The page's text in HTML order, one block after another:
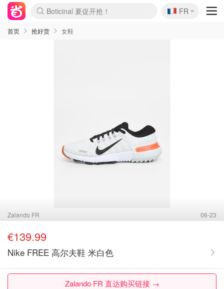
Boticinal 夏促开抢！
4折！lulu周四疯狂上新
还没结束！&OtherStories大促
Joybuy变相75折 随时失效
速领！Stanley独家85折
疑似霸哥！Camper额外叠85折
Zalando 奥莱闪促！每日更新
Moncler反季囤！5折起+叠9折
Coach Brooklyn仅€192
🇫🇷
FR
首页 抢好货 女鞋
Zalando FR 06-23
€139.99
Nike FREE 高尔夫鞋 米白色
Zalando FR 直达购买链接 →